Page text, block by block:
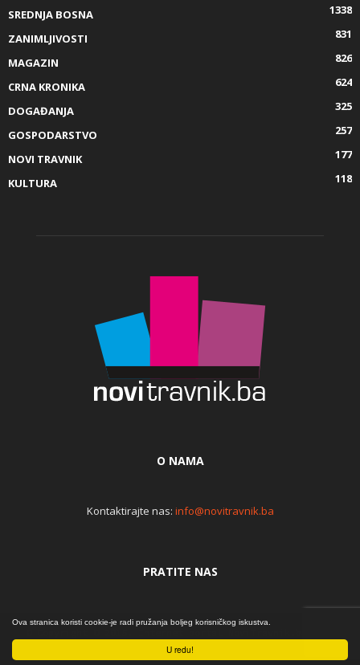
U redu!
Ova stranica koristi cookie-je radi pružanja boljeg korisničkog iskustva.
SREDNJA BOSNA
1338
ZANIMLJIVOSTI
831
MAGAZIN
826
CRNA KRONIKA
624
DOGAĐANJA
325
GOSPODARSTVO
257
NOVI TRAVNIK
177
KULTURA
118
O NAMA
Kontaktirajte nas: info@novitravnik.ba
PRATITE NAS
srca... | By Đomla